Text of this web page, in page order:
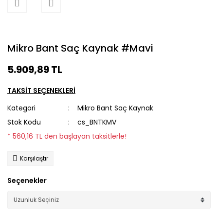
Mikro Bant Saç Kaynak #Mavi
5.909,89 TL
TAKSİT SEÇENEKLERİ
Kategori
Mikro Bant Saç Kaynak
Stok Kodu
cs_BNTKMV
* 560,16 TL den başlayan taksitlerle!
Karşılaştır
Seçenekler